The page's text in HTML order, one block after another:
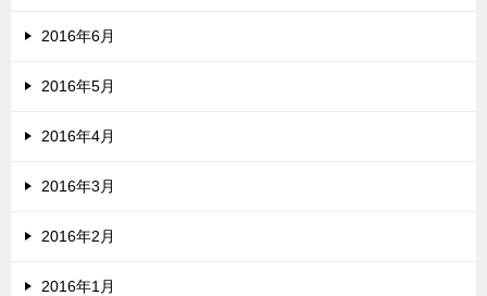
2016年6月
2016年5月
2016年4月
2016年3月
2016年2月
2016年1月